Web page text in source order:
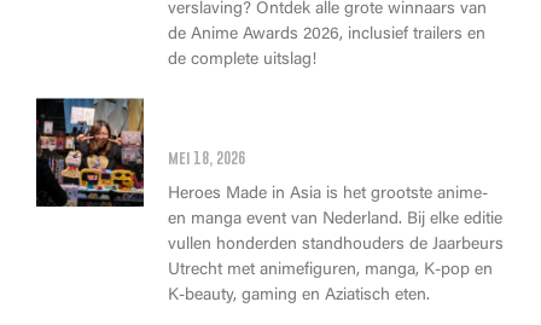
verslaving? Ontdek alle grote winnaars van
de Anime Awards 2026, inclusief trailers en
de complete uitslag!
mei 18, 2026
Heroes Made in Asia is het grootste anime-
en manga event van Nederland. Bij elke editie
vullen honderden standhouders de Jaarbeurs
Utrecht met animefiguren, manga, K-pop en
K-beauty, gaming en Aziatisch eten.